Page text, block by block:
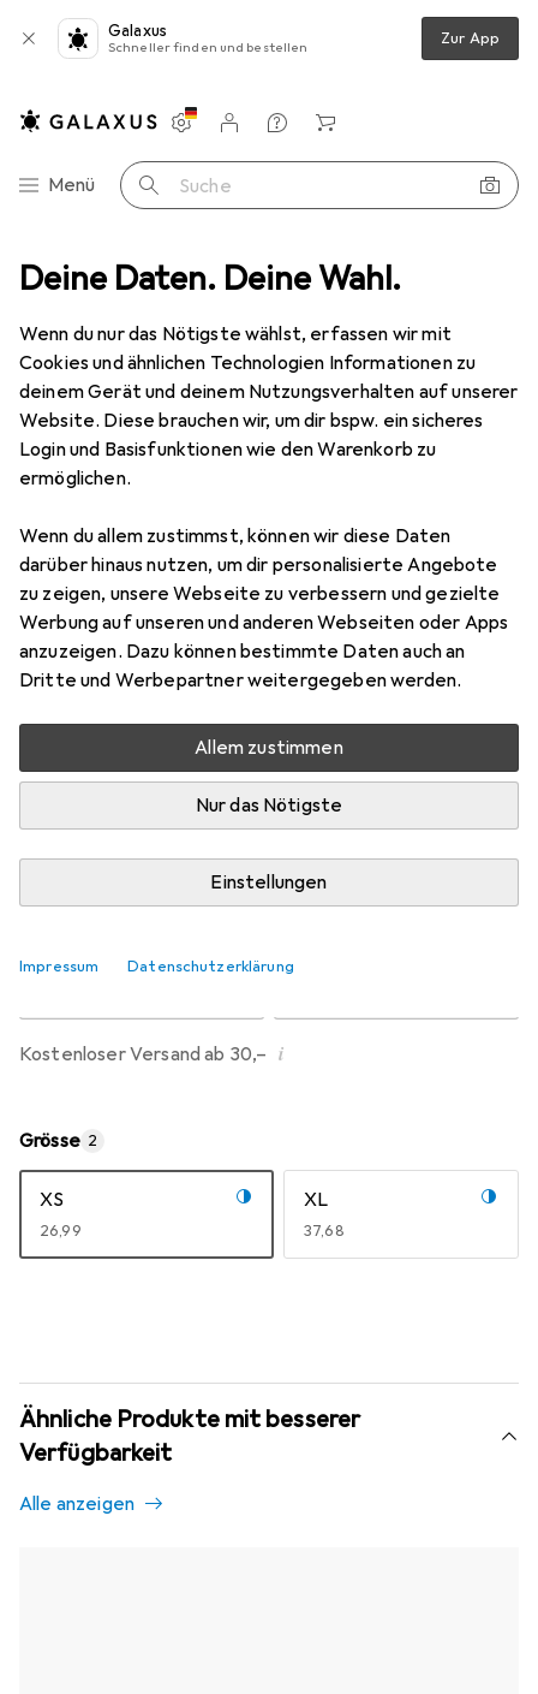
Deine Daten. Deine Wahl.
Wenn du nur das Nötigste wählst, erfassen wir mit
Cookies und ähnlichen Technologien Informationen zu
deinem Gerät und deinem Nutzungsverhalten auf unserer
Website. Diese brauchen wir, um dir bspw. ein sicheres
Login und Basisfunktionen wie den Warenkorb zu
ermöglichen.
Wenn du allem zustimmst, können wir diese Daten
darüber hinaus nutzen, um dir personalisierte Angebote
zu zeigen, unsere Webseite zu verbessern und gezielte
Werbung auf unseren und anderen Webseiten oder Apps
anzuzeigen. Dazu können bestimmte Daten auch an
Dritte und Werbepartner weitergegeben werden.
Allem zustimmen
Nur das Nötigste
Einstellungen
Impressum Datenschutzerklärung
Galaxus
Schneller finden und bestellen Zur App
Navigation nach Kategorien
Menü Suche
Einstellungen
Kundenkonto
Vergleichslisten
Merklisten
Warenkorb
Sport Bike Velobekleidung Velohosen
2 Bilder
GiroBase Liner
Preis in EUR inkl. MwSt.
EUR
26,99
1
Bewertungen Marke
Mehr von Giro
Zwischen Mi, 19.8. und Mi, 26.8. geliefert
6 Stück an Lager beim Lieferanten
Benachrichtigen, wenn schneller verfügbar
Lieferort angeben für genaue Lieferzeit
Kostenloser Versand ab 30,– i
Grösse 2
XS
EUR
26,99
XL
EUR
37,68
Ähnliche Produkte mit besserer
Verfügbarkeit
Alle anzeigen